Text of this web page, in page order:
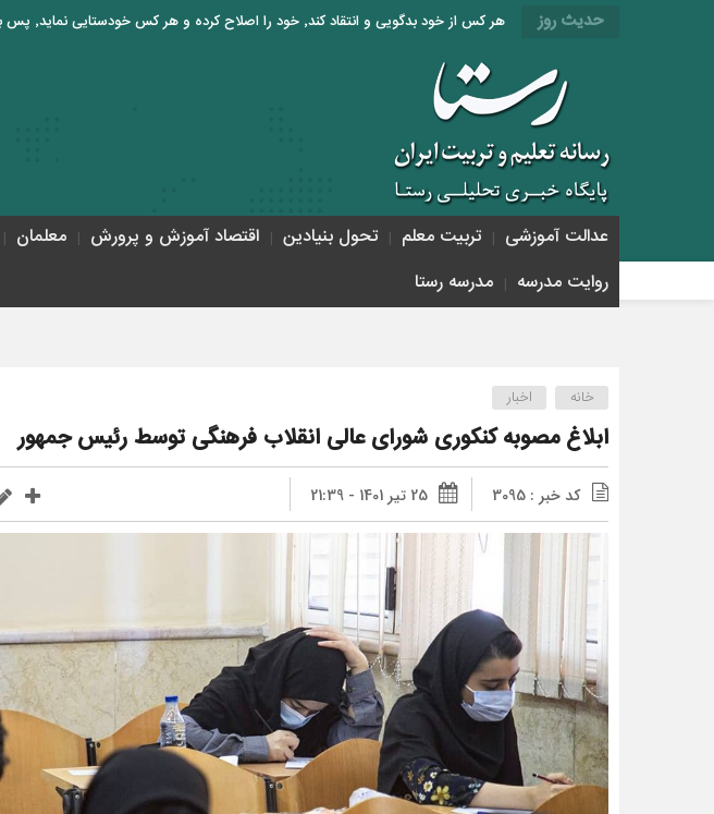
حدیث روز هر کس از خود بدگویی و انتقاد کند٬ خود را اصلاح کرده و هر کس خودستایی نماید٬ پس به تحقیق خویش را تباه نموده است. «امام علی (ع)»
عدالت آموزشی تربیت معلم تحول بنیادین اقتصاد آموزش و پرورش معلمان
روایت مدرسه
مدرسه رستا
خانه اخبار
ابلاغ مصوبه کنکوری شورای عالی انقلاب فرهنگی توسط رئیس جمهور
کد خبر : 3095 25 تیر 1401 - 21:39